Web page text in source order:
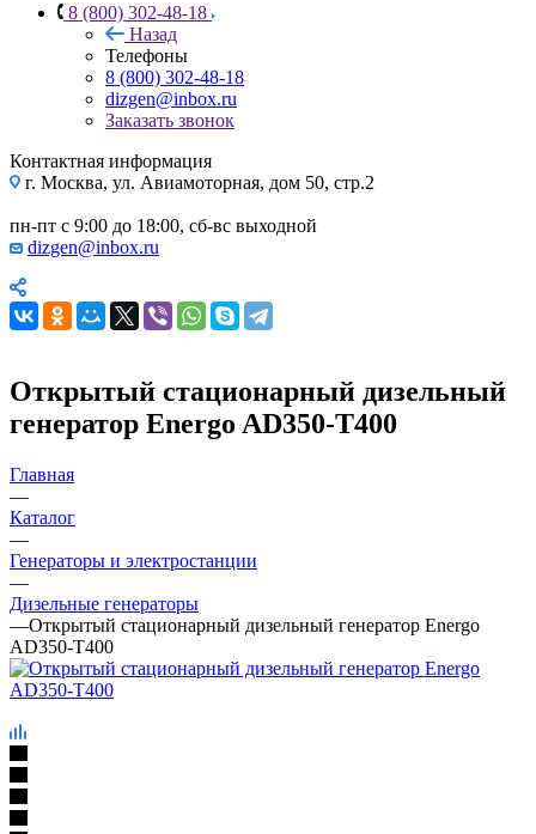
8 (800) 302-48-18
Назад
Телефоны
8 (800) 302-48-18
dizgen@inbox.ru
Заказать звонок
Контактная информация
г. Москва, ул. Авиамоторная, дом 50, стр.2
пн-пт с 9:00 до 18:00, сб-вс выходной
dizgen@inbox.ru
Открытый стационарный дизельный
генератор Energo AD350-T400
Главная
—
Каталог
—
Генераторы и электростанции
—
Дизельные генераторы
—Открытый стационарный дизельный генератор Energo
AD350-T400